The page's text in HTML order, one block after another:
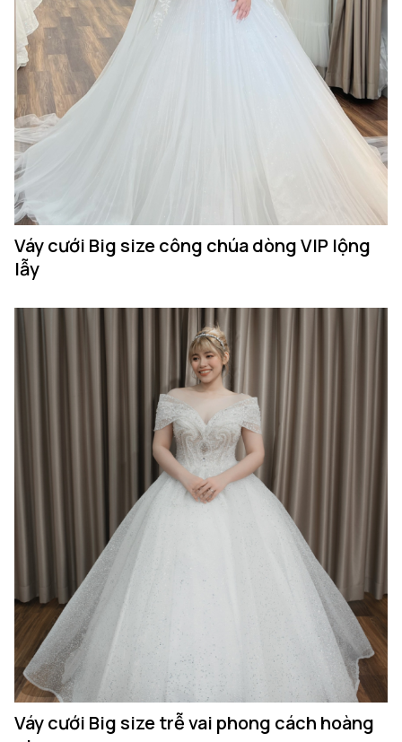
Váy cưới Big size công chúa dòng VIP lộng
lẫy
Váy cưới Big size trễ vai phong cách hoàng